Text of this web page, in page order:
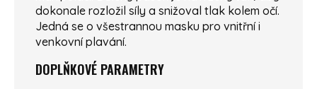
dokonale rozložil síly a snižoval tlak kolem očí.
Jedná se o všestrannou masku pro vnitřní i
venkovní plavání.
DOPLŇKOVÉ PARAMETRY